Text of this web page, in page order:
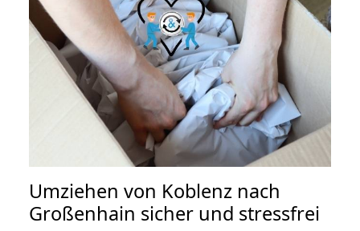
Umziehen von Koblenz nach
Großenhain sicher und stressfrei